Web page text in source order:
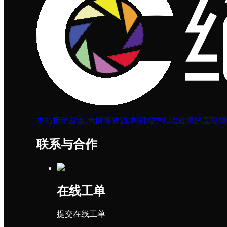
本站拒绝露点,色情等资源,共同维护和谐健康的互联
联系与合作
在线工单
提交在线工单